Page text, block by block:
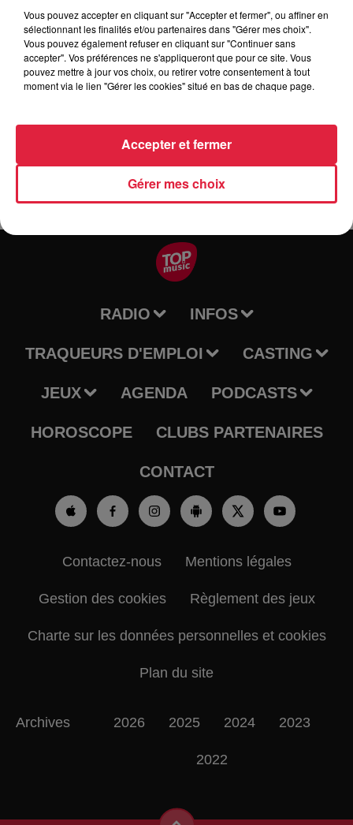
Goûtez à vos suberbes créations. Mercredi 16 octobre 2019
à 14h RDV précisé à l'inscription. GRATUIT
Renseignements et inscription au 06 03 78 74 14 par mail
sur lamaison@maisonnaturemutt.org ou sur le site internet
de la Maison de la Nature www.maisonnaturemutt.org
partenariat avec le PETR Sélestat Centre Alsace.
RADIO INFOS
TRAQUEURS D'EMPLOI CASTING
JEUX AGENDA PODCASTS
HOROSCOPE CLUBS PARTENAIRES
CONTACT
Contactez-nous Mentions légales
Gestion des cookies Règlement des jeux
Charte sur les données personnelles et cookies
Plan du site
Archives 2026 2025 2024 2023
2022
Vous pouvez accepter en cliquant sur "Accepter et fermer", ou affiner en
sélectionnant les finalités et/ou partenaires dans "Gérer mes choix".
Vous pouvez également refuser en cliquant sur "Continuer sans
accepter". Vos préférences ne s'appliqueront que pour ce site. Vous
pouvez mettre à jour vos choix, ou retirer votre consentement à tout
moment via le lien "Gérer les cookies" situé en bas de chaque page.
Gérer mes choix
Accepter et fermer